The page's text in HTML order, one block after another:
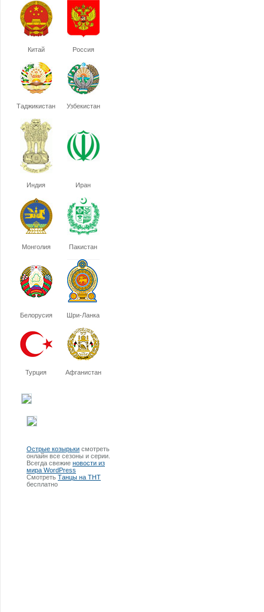
Китай Россия
Таджикистан Узбекистан
Индия Иран
Монголия Пакистан
Белорусия Шри-Ланка
Турция Афганистан
Острые козырьки смотреть
онлайн все сезоны и серии.
Всегда свежие новости из
мира WordPress
Смотреть Танцы на ТНТ
бесплатно